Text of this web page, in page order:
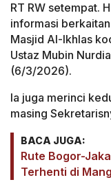
RT RW setempat.
informasi
Masjid Al-Ikhlas
Ustaz Mubin
(6/3/2026).
Ia juga merinci
masing
BACA JUGA:
Rute Bogor-
Terhenti di